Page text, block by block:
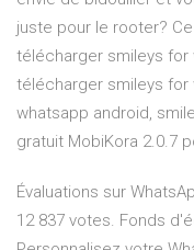
juste pour le rooter?
télécharger smileys for
télécharger smileys for
whatsapp android,
gratuit MobiKora 2.0.7
Évaluations sur
12 837 votes. Fonds